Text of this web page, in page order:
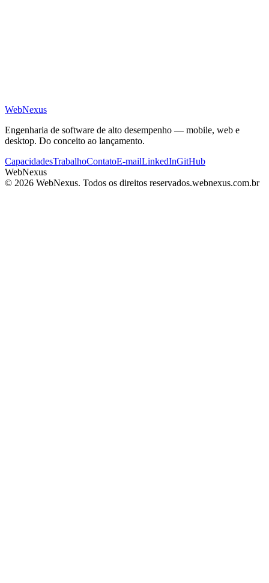
WebNexus
Engenharia de software de alto desempenho — mobile, web e
desktop. Do conceito ao lançamento.
CapacidadesTrabalhoContatoE-mailLinkedInGitHub
WebNexus
© 2026 WebNexus. Todos os direitos reservados.webnexus.com.br